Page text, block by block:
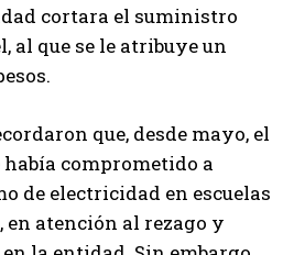
cortara el suministro
al que se le atribuye un
que, desde mayo, el
comprometido a
de electricidad en escuelas
en atención al rezago y